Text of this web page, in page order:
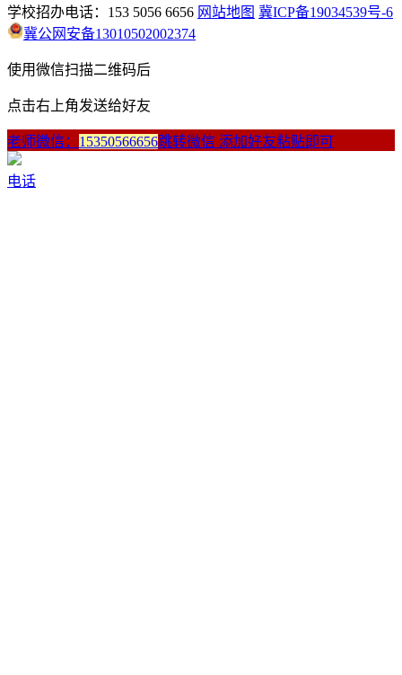
学校招办电话：153 5056 6656 网站地图 冀ICP备19034539号-6
冀公网安备13010502002374
使用微信扫描二维码后
点击右上角发送给好友
老师微信： 15350566656跳转微信 添加好友粘贴即可
电话